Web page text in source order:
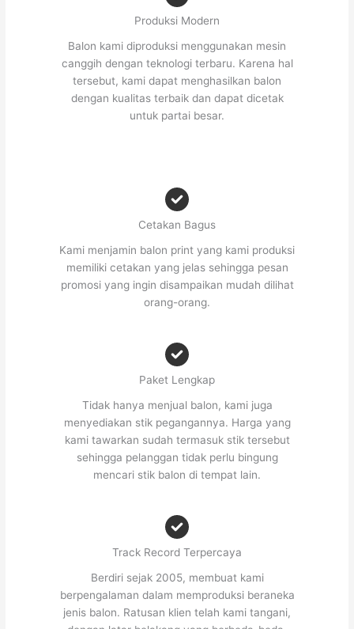
Produksi Modern
Balon kami diproduksi menggunakan mesin
canggih dengan teknologi terbaru. Karena hal
tersebut, kami dapat menghasilkan balon
dengan kualitas terbaik dan dapat dicetak
untuk partai besar.
Cetakan Bagus
Kami menjamin balon print yang kami produksi
memiliki cetakan yang jelas sehingga pesan
promosi yang ingin disampaikan mudah dilihat
orang-orang.
Paket Lengkap
Tidak hanya menjual balon, kami juga
menyediakan stik pegangannya. Harga yang
kami tawarkan sudah termasuk stik tersebut
sehingga pelanggan tidak perlu bingung
mencari stik balon di tempat lain.
Track Record Terpercaya
Berdiri sejak 2005, membuat kami
berpengalaman dalam memproduksi beraneka
jenis balon. Ratusan klien telah kami tangani,